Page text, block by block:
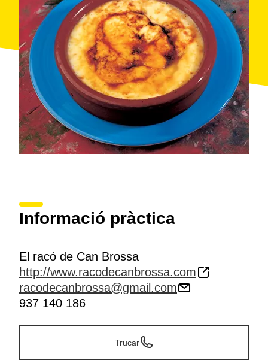
Informació pràctica
El racó de Can Brossa
http://www.racodecanbrossa.com
racodecanbrossa@gmail.com
937 140 186
Trucar